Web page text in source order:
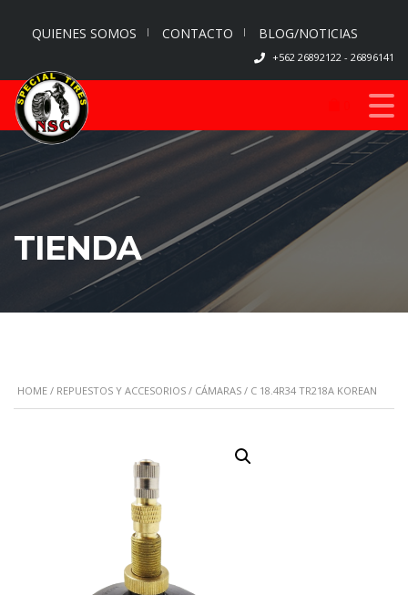
QUIENES SOMOS CONTACTO BLOG/NOTICIAS
+562 26892122 - 26896141
TIENDA
HOME / REPUESTOS Y ACCESORIOS / CÁMARAS / C 18.4R34 TR218A KOREAN